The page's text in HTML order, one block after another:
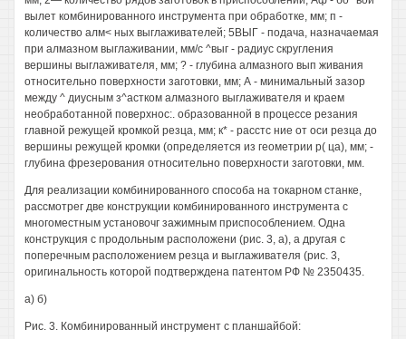
вылет комбинированного инструмента при обработке, мм; п -
количество алм< ных выглаживателей; 5ВЫГ - подача, назначаемая
при алмазном выглаживании, мм/с ^выг - радиус скругления
вершины выглаживателя, мм; ? - глубина алмазного вып живания
относительно поверхности заготовки, мм; А - минимальный зазор
между ^ диусным з^астком алмазного выглаживателя и краем
необработанной поверхнос:. образованной в процессе резания
главной режущей кромкой резца, мм; к* - расстс ние от оси резца до
вершины режущей кромки (определяется из геометрии р( ца), мм; -
глубина фрезерования относительно поверхности заготовки, мм.
Для реализации комбинированного способа на токарном станке,
рассмотрег две конструкции комбинированного инструмента с
многоместным установочг зажимным приспособлением. Одна
конструкция с продольным расположени (рис. 3, а), а другая с
поперечным расположением резца и выглаживателя (рис. 3,
оригинальность которой подтверждена патентом РФ № 2350435.
а) б)
Рис. 3. Комбинированный инструмент с планшайбой: